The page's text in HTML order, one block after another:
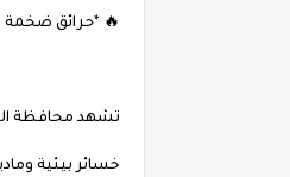
🔥 *حرائق ضخمة
تشهد محافظة
خسائر بيئية